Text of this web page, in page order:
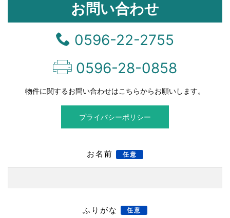
お問い合わせ
0596-22-2755
0596-28-0858
物件に関するお問い合わせはこちらからお願いします。
プライバシーポリシー
お名前 任意
ふりがな 任意